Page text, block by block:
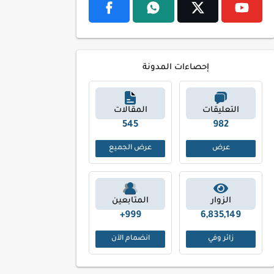
إحصاءات المدونة
التعليقات
1096
عرض
المقالات
615
عرض الجميع
الزوار
6,835,149
زائر وفي
المتابعين
999+
انضمام الآن